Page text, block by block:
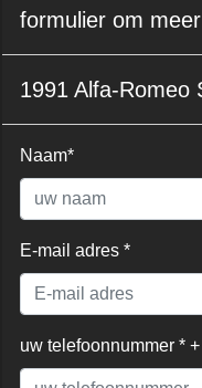
formulier om
1991 Alfa-Romeo
Naam*
E-mail adres *
uw telefoonnummer *